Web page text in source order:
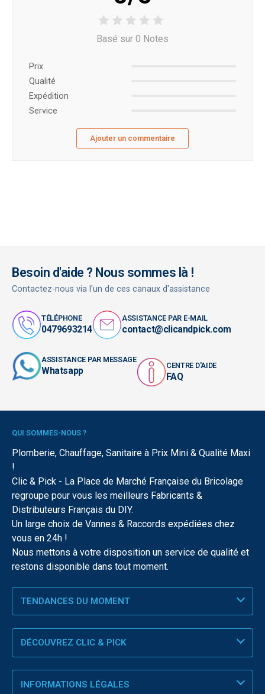
Basé sur 0 Notes
Prix ​​
Qualité
Expédition
Service
Ajouter un commentaire
Besoin d'aide ? Nous sommes là !
Contactez-nous via l'un de ces canaux d'assistance
TÉLÉPHONE
0479693214
ASSISTANCE PAR E-MAIL
contact@clicandpick.com
ASSISTANCE PAR MESSAGE
Whatsapp CENTRE D'AIDE
FAQ
QUI SOMMES-NOUS ?
Plomberie, Chauffage, Sanitaire à Prix Mini & Qualité Maxi
!
Clic & Pick - La Place de Marché Française du Bricolage
regroupe pour vous les meilleurs Fabricants &
Distributeurs Français du DIY.
Un large choix de Vannes & Raccords expédiées chez
vous en 24h !
Nous mettons à votre disposition un service de qualité et
restons disponible dans tout moment.
TENDANCES DU MOMENT
DÉCOUVREZ CLIC & PICK
INFORMATIONS LÉGALES